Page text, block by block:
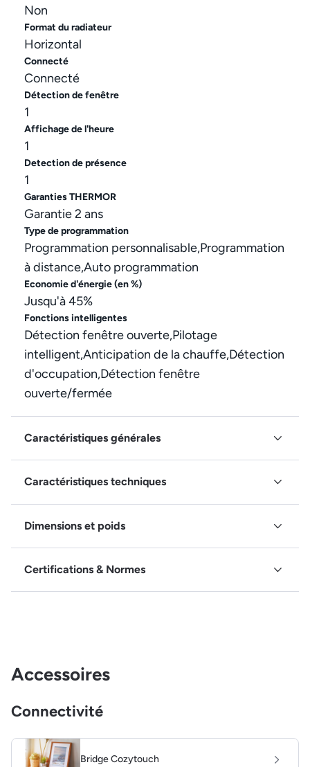
Non
Format du radiateur
Horizontal
Connecté
Connecté
Détection de fenêtre
1
Affichage de l'heure
1
Detection de présence
1
Garanties THERMOR
Garantie 2 ans
Type de programmation
Programmation personnalisable,Programmation
à distance,Auto programmation
Economie d'énergie (en %)
Jusqu'à 45%
Fonctions intelligentes
Détection fenêtre ouverte,Pilotage
intelligent,Anticipation de la chauffe,Détection
d'occupation,Détection fenêtre
ouverte/fermée
Caractéristiques générales
Caractéristiques techniques
Dimensions et poids
Certifications & Normes
Accessoires
Connectivité
Bridge Cozytouch